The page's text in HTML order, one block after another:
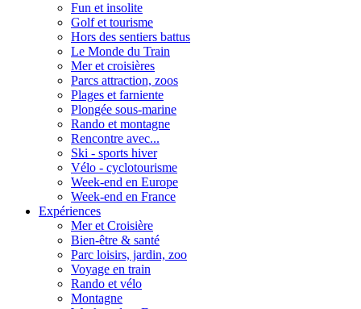
Fun et insolite
Golf et tourisme
Hors des sentiers battus
Le Monde du Train
Mer et croisières
Parcs attraction, zoos
Plages et farniente
Plongée sous-marine
Rando et montagne
Rencontre avec...
Ski - sports hiver
Vélo - cyclotourisme
Week-end en Europe
Week-end en France
Expériences
Mer et Croisière
Bien-être & santé
Parc loisirs, jardin, zoo
Voyage en train
Rando et vélo
Montagne